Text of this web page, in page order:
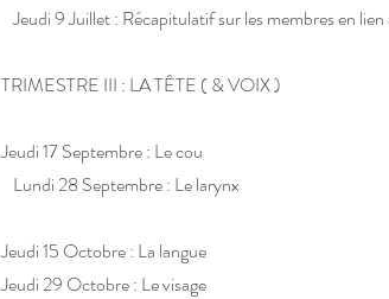
Jeudi 9 Juillet : Récapitulatif sur les membres en
TRIMESTRE III : LA TÊTE ( & VOIX )
Jeudi 17 Septembre : Le cou
Lundi 28 Septembre : Le larynx
Jeudi 15 Octobre : La langue
Jeudi 29 Octobre : Le visage